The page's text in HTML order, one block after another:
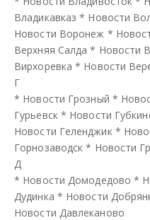
Владикавказ * Новости
Новости Воронеж *
Верхняя Салда * Новости
Вирхоревка * Новости
Г
* Новости Грозный *
Гурьевск * Новости
Новости Геленджик *
Горнозаводск * Новости
Д
* Новости Домодедово *
Дудинка * Новости
Новости Давлеканово